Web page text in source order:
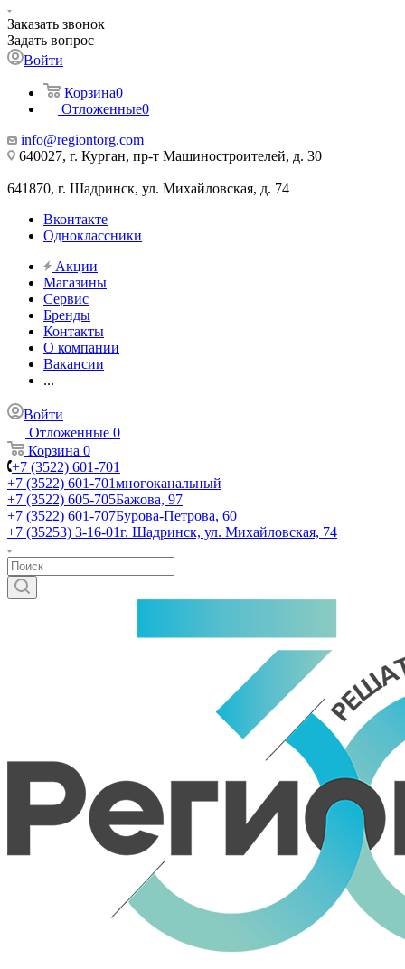
Заказать звонок
Задать вопрос
Войти
Корзина0
Отложенные0
info@regiontorg.com
640027, г. Курган, пр-т Машиностроителей, д. 30
641870, г. Шадринск, ул. Михайловская, д. 74
Вконтакте
Одноклассники
Акции
Магазины
Сервис
Бренды
Контакты
О компании
Вакансии
...
Войти
Отложенные 0
Корзина 0
+7 (3522) 601-701
+7 (3522) 601-701многоканальный
+7 (3522) 605-705Бажова, 97
+7 (3522) 601-707Бурова-Петрова, 60
+7 (35253) 3-16-01г. Шадринск, ул. Михайловская, 74